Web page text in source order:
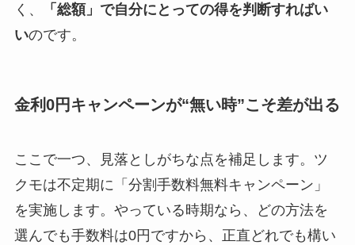
く、
「総額」で自分にとっての得を判断すればい
いのです。
金利0円キャンペーンが“無い時”こそ差が出る
ここで一つ、見落としがちな点を補足します。ツ
クモは不定期に「分割手数料無料キャンペーン」
を実施します。やっている時期なら、どの方法を
選んでも手数料は0円ですから、正直どれでも構い